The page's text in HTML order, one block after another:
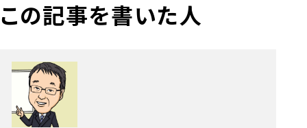
この記事を書いた人